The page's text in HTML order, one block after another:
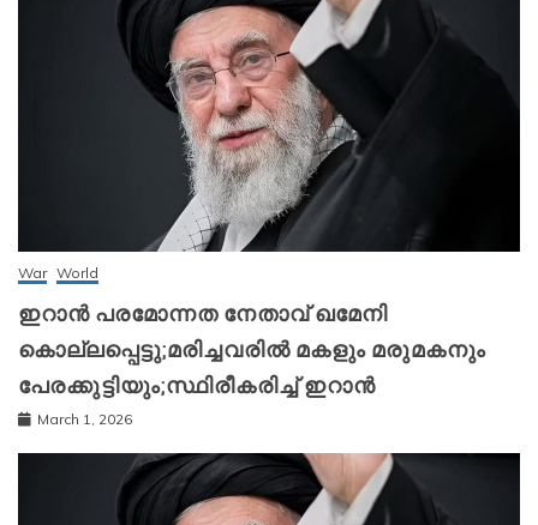
War World
ഇറാന്‍ പരമോന്നത നേതാവ് ഖമേനി
കൊല്ലപ്പെട്ടു;മരിച്ചവരിൽ മകളും മരുമകനും
പേരക്കുട്ടിയും;സ്ഥിരീകരിച്ച് ഇറാന്‍
March 1, 2026